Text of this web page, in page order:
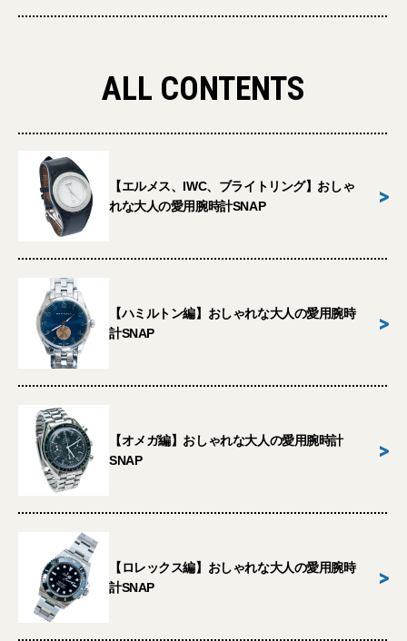
ALL CONTENTS
【エルメス、IWC、ブライトリング】おしゃ
れな大人の愛用腕時計SNAP
>
【ハミルトン編】おしゃれな大人の愛用腕時
計SNAP
>
【オメガ編】おしゃれな大人の愛用腕時計
SNAP
>
【ロレックス編】おしゃれな大人の愛用腕時
計SNAP
>